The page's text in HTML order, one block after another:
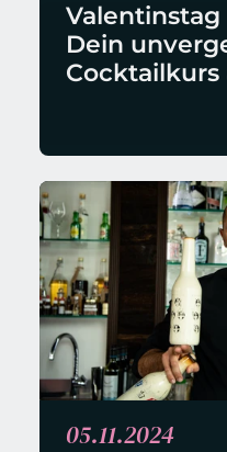
Valentinstag
Dein
Cocktailkurs
05.11.2024